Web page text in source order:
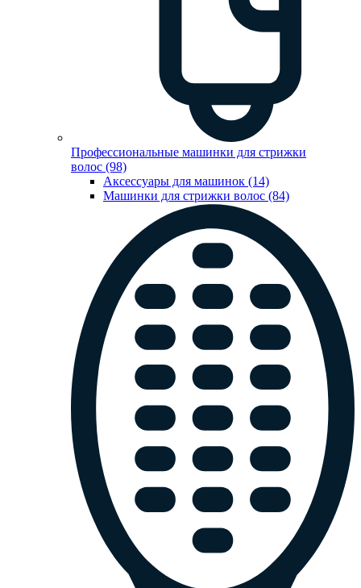
Профессиональные машинки для стрижки
волос (98)
Аксессуары для машинок (14)
Машинки для стрижки волос (84)